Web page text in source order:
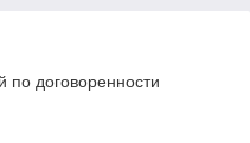
по договоренности